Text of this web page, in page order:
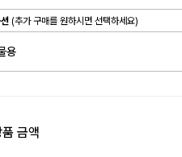
(추가 구매를 원하시면 선택하세요)
금액